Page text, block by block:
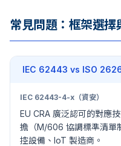
常見問題：框架選擇
IEC 62443 vs ISO
IEC 62443-4-x（資安）
EU CRA 廣泛認可的對應
擔（M/606 協調標準清單
控設備、IoT 製造商。